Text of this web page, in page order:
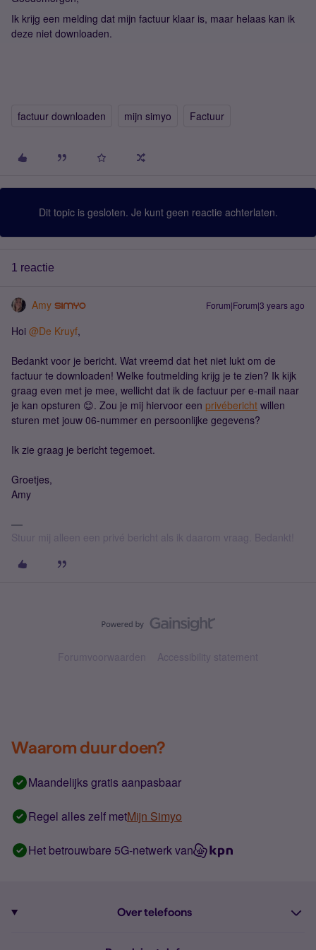
Ik krijg een melding dat mijn factuur klaar is, maar helaas kan ik
deze niet downloaden.
factuur downloaden mijn simyo Factuur
Dit topic is gesloten. Je kunt geen reactie achterlaten.
1 reactie
Amy Forum|Forum|3 years ago
Hoi @De Kruyf,
Bedankt voor je bericht. Wat vreemd dat het niet lukt om de
factuur te downloaden! Welke foutmelding krijg je te zien? Ik kijk
graag even met je mee, wellicht dat ik de factuur per e-mail naar
je kan opsturen 😊. Zou je mij hiervoor een privébericht willen
sturen met jouw 06-nummer en persoonlijke gegevens?
Ik zie graag je bericht tegemoet.
Groetjes,
Amy
Stuur mij alleen een privé bericht als ik daarom vraag. Bedankt!
Forumvoorwaarden Accessibility statement
Waarom duur doen?
Maandelijks gratis aanpasbaar
Regel alles zelf metMijn Simyo
Het betrouwbare 5G-netwerk van
Over telefoons